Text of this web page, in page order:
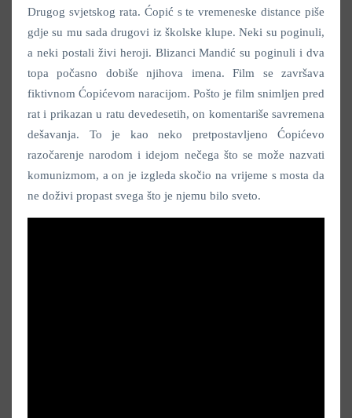
Drugog svjetskog rata. Ćopić s te vremeneske distance piše
gdje su mu sada drugovi iz školske klupe. Neki su poginuli,
a neki postali živi heroji. Blizanci Mandić su poginuli i dva
topa počasno dobiše njihova imena. Film se završava
fiktivnom Ćopićevom naracijom. Pošto je film snimljen pred
rat i prikazan u ratu devedesetih, on komentariše savremena
dešavanja. To je kao neko pretpostavljeno Ćopićevo
razočarenje narodom i idejom nečega što se može nazvati
komunizmom, a on je izgleda skočio na vrijeme s mosta da
ne doživi propast svega što je njemu bilo sveto.